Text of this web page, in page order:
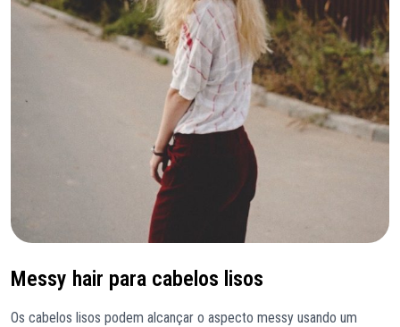
Messy hair para cabelos lisos
Os cabelos lisos podem alcançar o aspecto messy usando um